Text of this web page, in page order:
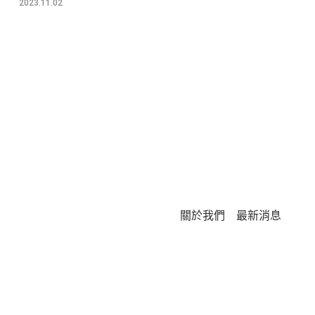
2023.11.02
關於我們 最新消息